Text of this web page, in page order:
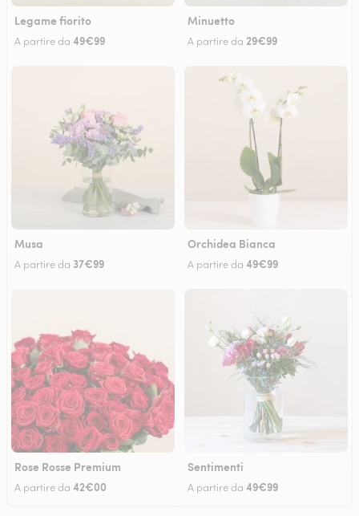
Legame fiorito
A partire da 49€99
Minuetto
A partire da 29€99
Musa
A partire da 37€99
Orchidea Bianca
A partire da 49€99
Rose Rosse Premium
A partire da 42€00
Sentimenti
A partire da 49€99